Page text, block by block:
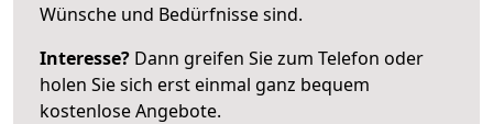
Wünsche und Bedürfnisse sind.
Interesse? Dann greifen Sie zum Telefon oder
holen Sie sich erst einmal ganz bequem
kostenlose Angebote.